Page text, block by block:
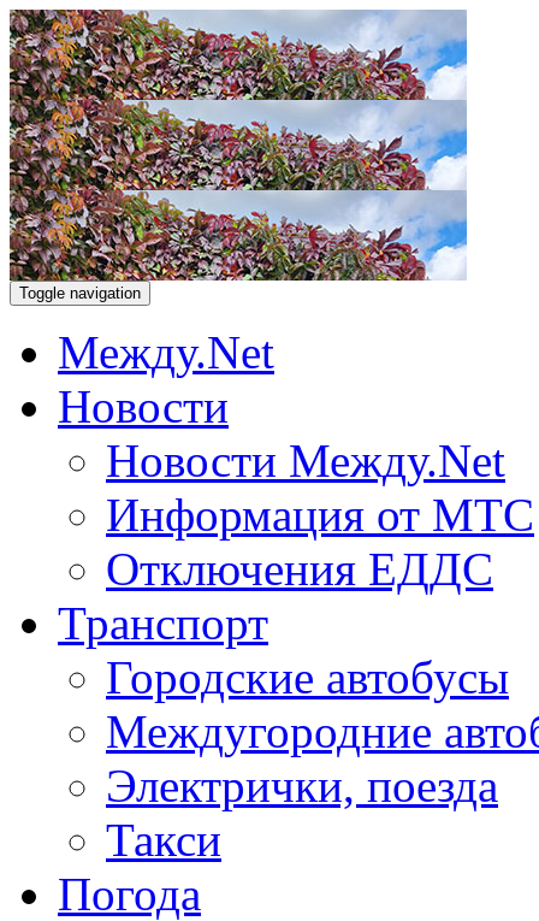
Toggle navigation
Между.Net
Новости
Новости Между.Net
Информация от МТС
Отключения ЕДДС
Транспорт
Городские автобусы
Междугородние
Электрички, поезда
Такси
Погода